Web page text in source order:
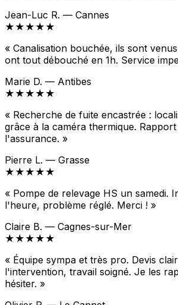
Jean-Luc R. — Cannes
★★★★★
« Canalisation bouchée, ils sont
ont tout débouché en 1h. Service
Marie D. — Antibes
★★★★★
« Recherche de fuite encastrée :
grâce à la caméra thermique.
l'assurance. »
Pierre L. — Grasse
★★★★★
« Pompe de relevage HS un samedi.
l'heure, problème réglé. Merci ! »
Claire B. — Cagnes-sur-Mer
★★★★★
« Équipe sympa et très pro. Devis
l'intervention, travail soigné. Je les
hésiter. »